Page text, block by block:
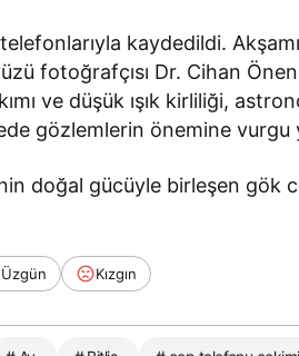
kaydedildi.
fotoğrafçısı Dr. Cihan
ve düşük ışık kirliliği,
gözlemlerin önemine vurgu
doğal gücüyle birleşen gök
Üzgün Kızgın